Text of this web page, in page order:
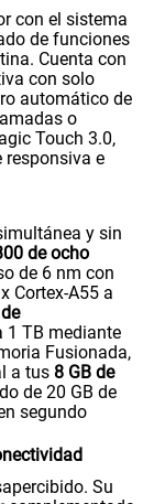
con el sistema
de funciones
Cuenta con
con solo
automático de
o
Touch 3.0,
e
y sin
de ocho
de 6 nm con
Cortex-A55 a
1 TB mediante
Fusionada,
a tus 8 GB de
de 20 GB de
segundo
Su